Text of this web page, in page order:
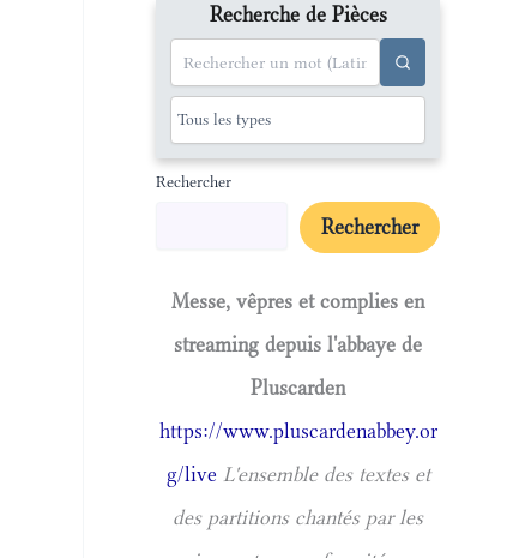
Recherche de Pièces
Rechercher
Rechercher
Messe, vêpres et complies en
streaming depuis l'abbaye de
Pluscarden
https://www.pluscardenabbey.or
g/live L'ensemble des textes et
des partitions chantés par les